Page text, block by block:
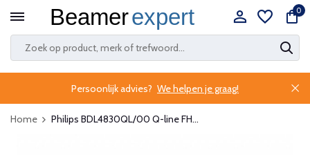
0
Persoonlijk advies? We helpen je graag!
Home Philips BDL4830QL/00 Q-line FH...